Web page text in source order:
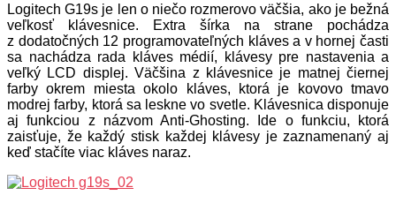
Logitech G19s je len o niečo rozmerovo väčšia, ako je bežná
veľkosť klávesnice. Extra šírka na strane pochádza
z dodatočných 12 programovateľných kláves a v hornej časti
sa nachádza rada kláves médií, klávesy pre nastavenia a
veľký LCD displej. Väčšina z klávesnice je matnej čiernej
farby okrem miesta okolo kláves, ktorá je kovovo tmavo
modrej farby, ktorá sa leskne vo svetle. Klávesnica disponuje
aj funkciou z názvom Anti-Ghosting. Ide o funkciu, ktorá
zaisťuje, že každý stisk každej klávesy je zaznamenaný aj
keď stačíte viac kláves naraz.